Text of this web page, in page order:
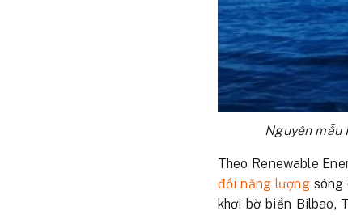
Nguyên mẫu
Theo Renewable
đổi năng lượngsóng
khơi bờ biển Bilbao,